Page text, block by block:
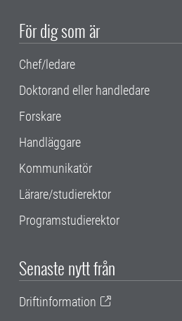
För dig som är
Chef/ledare
Doktorand eller handledare
Forskare
Handläggare
Kommunikatör
Lärare/studierektor
Programstudierektor
Senaste nytt från
Driftinformation